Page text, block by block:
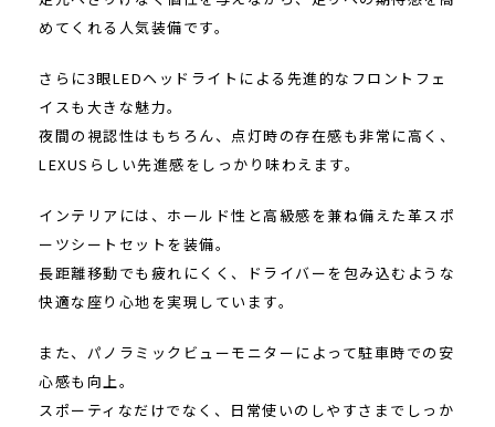
めてくれる人気装備です。
さらに3眼LEDヘッドライトによる先進的なフロントフェ
イスも大きな魅力。
夜間の視認性はもちろん、点灯時の存在感も非常に高く、
LEXUSらしい先進感をしっかり味わえます。
インテリアには、ホールド性と高級感を兼ね備えた革スポ
ーツシートセットを装備。
長距離移動でも疲れにくく、ドライバーを包み込むような
快適な座り心地を実現しています。
また、パノラミックビューモニターによって駐車時での安
心感も向上。
スポーティなだけでなく、日常使いのしやすさまでしっか